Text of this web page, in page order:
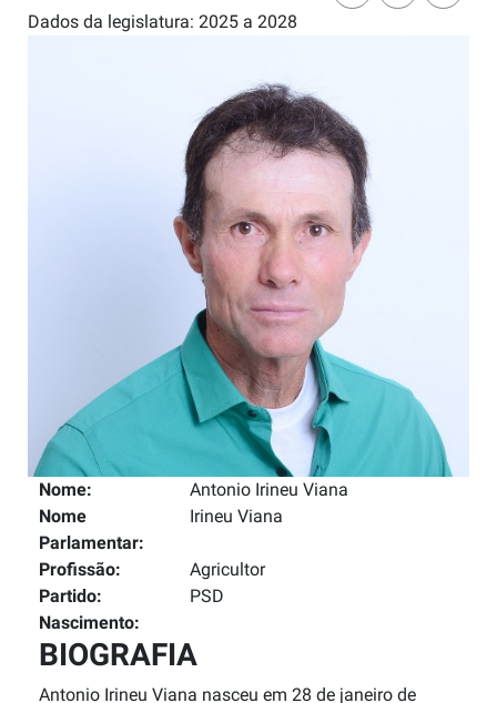
Dados da legislatura: 2025 a 2028
Nome:
Antonio Irineu Viana
Nome
Parlamentar:
Irineu Viana
Profissão:
Agricultor
Partido:
PSD
Nascimento:
BIOGRAFIA
Antonio Irineu Viana nasceu em 28 de janeiro de